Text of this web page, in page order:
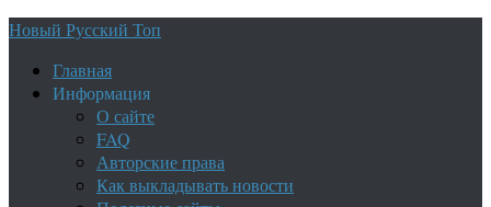
Новый Русский Топ
Главная
Информация
О сайте
FAQ
Авторские права
Как выкладывать новости